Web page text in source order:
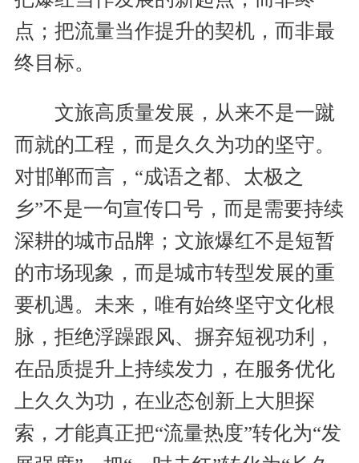
点；把流量当作提升的契机，而非最
终目标。
文旅高质量发展，从来不是一蹴
而就的工程，而是久久为功的坚守。
对邯郸而言，“成语之都、太极之
乡”不是一句宣传口号，而是需要持续
深耕的城市品牌；文旅爆红不是短暂
的市场现象，而是城市转型发展的重
要机遇。未来，唯有始终坚守文化根
脉，拒绝浮躁跟风、摒弃短视功利，
在品质提升上持续发力，在服务优化
上久久为功，在业态创新上大胆探
索，才能真正把“流量热度”转化为“发